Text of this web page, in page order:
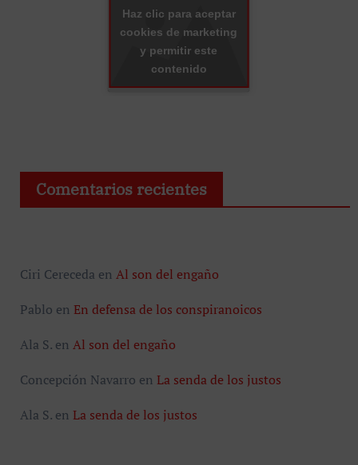
Haz clic para aceptar
cookies de marketing
y permitir este
contenido
Comentarios recientes
Ciri Cereceda en Al son del engaño
Pablo en En defensa de los conspiranoicos
Ala S.en Al son del engaño
Concepción Navarro en La senda de los justos
Ala S.en La senda de los justos